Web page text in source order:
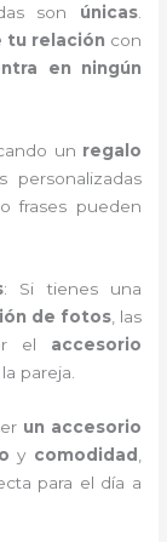
son únicas.
tu relación con
en ningún
un regalo
personalizadas
frases pueden
: Si tienes una
de fotos, las
el accesorio
pareja.
un accesorio
y comodidad
para el día a